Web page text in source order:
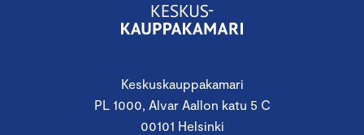
Keskuskauppakamari
PL 1000, Alvar Aallon katu 5 C
00101 Helsinki